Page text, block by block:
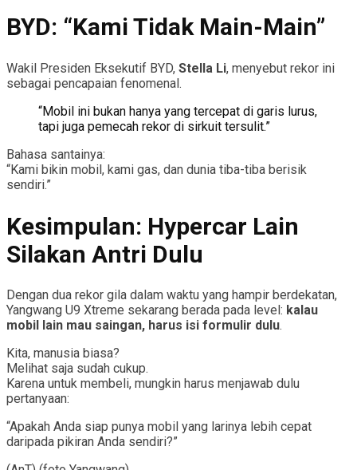
BYD: “Kami Tidak Main-Main”
Wakil Presiden Eksekutif BYD, Stella Li, menyebut rekor ini
sebagai pencapaian fenomenal.
“Mobil ini bukan hanya yang tercepat di garis lurus,
tapi juga pemecah rekor di sirkuit tersulit.”
Bahasa santainya:
“Kami bikin mobil, kami gas, dan dunia tiba-tiba berisik
sendiri.”
Kesimpulan: Hypercar Lain
Silakan Antri Dulu
Dengan dua rekor gila dalam waktu yang hampir berdekatan,
Yangwang U9 Xtreme sekarang berada pada level: kalau
mobil lain mau saingan, harus isi formulir dulu.
Kita, manusia biasa?
Melihat saja sudah cukup.
Karena untuk membeli, mungkin harus menjawab dulu
pertanyaan:
“Apakah Anda siap punya mobil yang larinya lebih cepat
daripada pikiran Anda sendiri?”